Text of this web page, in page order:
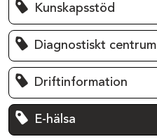
Kunskapsstöd
Diagnostiskt centrum
Driftinformation
E-hälsa